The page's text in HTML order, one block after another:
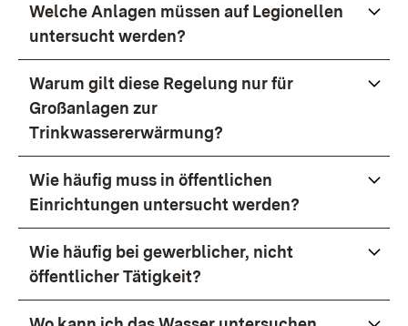
Welche Anlagen müssen auf Legionellen
untersucht werden?
Warum gilt diese Regelung nur für
Großanlagen zur
Trinkwassererwärmung?
Wie häufig muss in öffentlichen
Einrichtungen untersucht werden?
Wie häufig bei gewerblicher, nicht
öffentlicher Tätigkeit?